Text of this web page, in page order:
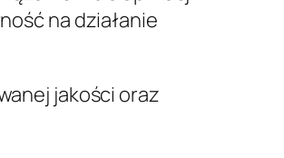
na działanie
jakości oraz